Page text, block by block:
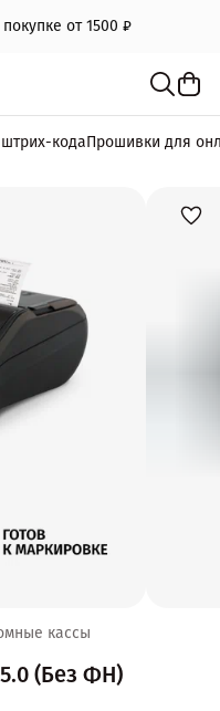
от 1500 ₽
кодаПрошивки для
кассы
(Без ФН)